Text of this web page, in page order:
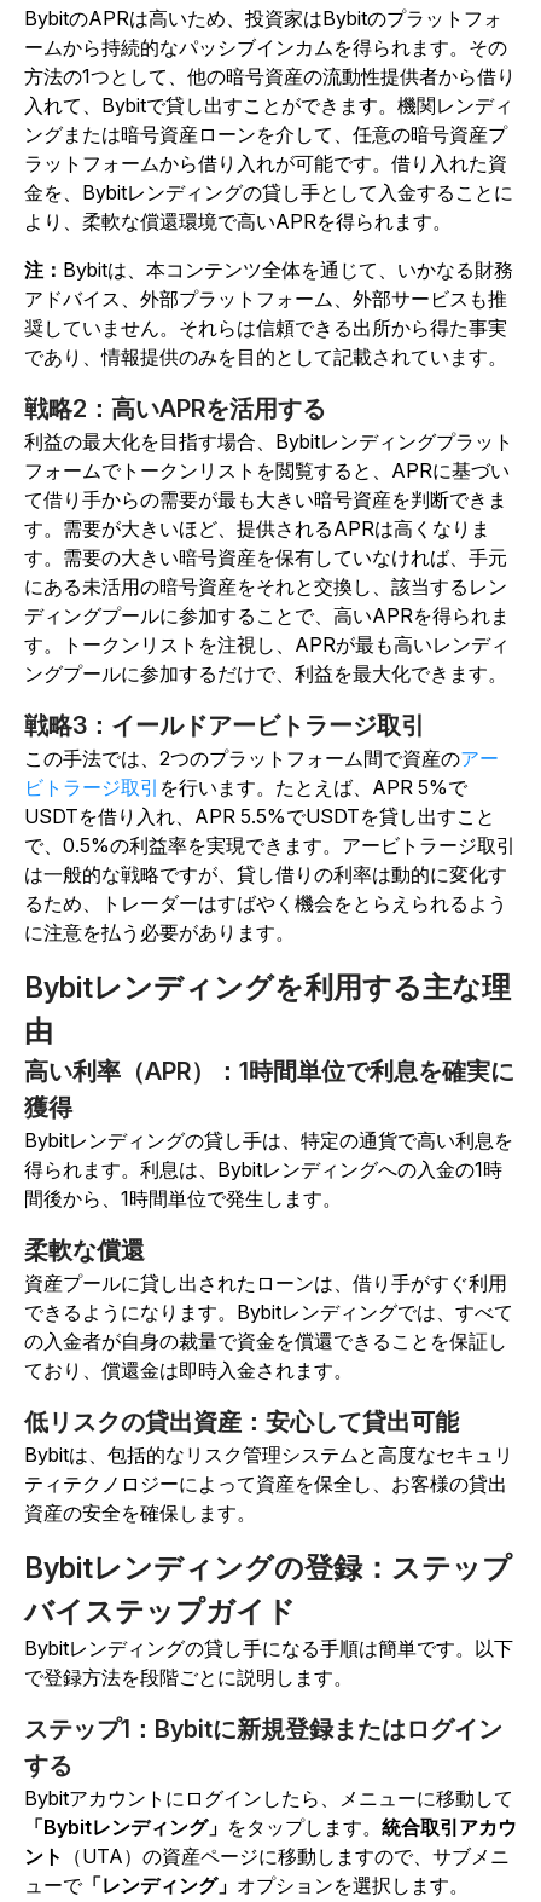
BybitのAPRは高いため、投資家はBybitのプラットフォ
ームから持続的なパッシブインカムを得られます。その
方法の1つとして、他の暗号資産の流動性提供者から借り
入れて、Bybitで貸し出すことができます。機関レンディ
ングまたは暗号資産ローンを介して、任意の暗号資産プ
ラットフォームから借り入れが可能です。借り入れた資
金を、Bybitレンディングの貸し手として入金することに
より、柔軟な償還環境で高いAPRを得られます。
注： Bybitは、本コンテンツ全体を通じて、いかなる財務
アドバイス、外部プラットフォーム、外部サービスも推
奨していません。それらは信頼できる出所から得た事実
であり、情報提供のみを目的として記載されています。
戦略2：高いAPRを活用する
利益の最大化を目指す場合、Bybitレンディングプラット
フォームでトークンリストを閲覧すると、APRに基づい
て借り手からの需要が最も大きい暗号資産を判断できま
す。需要が大きいほど、提供されるAPRは高くなりま
す。需要の大きい暗号資産を保有していなければ、手元
にある未活用の暗号資産をそれと交換し、該当するレン
ディングプールに参加することで、高いAPRを得られま
す。トークンリストを注視し、APRが最も高いレンディ
ングプールに参加するだけで、利益を最大化できます。
戦略3：イールドアービトラージ取引
この手法では、2つのプラットフォーム間で資産のアー
ビトラージ取引 を行います。たとえば、APR 5%で
USDTを借り入れ、APR 5.5%でUSDTを貸し出すこと
で、0.5%の利益率を実現できます。アービトラージ取引
は一般的な戦略ですが、貸し借りの利率は動的に変化す
るため、トレーダーはすばやく機会をとらえられるよう
に注意を払う必要があります。
Bybitレンディングを利用する主な理
由
高い利率（APR）：1時間単位で利息を確実に
獲得
Bybitレンディングの貸し手は、特定の通貨で高い利息を
得られます。利息は、Bybitレンディングへの入金の1時
間後から、1時間単位で発生します。
柔軟な償還
資産プールに貸し出されたローンは、借り手がすぐ利用
できるようになります。Bybitレンディングでは、すべて
の入金者が自身の裁量で資金を償還できることを保証し
ており、償還金は即時入金されます。
低リスクの貸出資産：安心して貸出可能
Bybitは、包括的なリスク管理システムと高度なセキュリ
ティテクノロジーによって資産を保全し、お客様の貸出
資産の安全を確保します。
Bybitレンディングの登録：ステップ
バイステップガイド
Bybitレンディングの貸し手になる手順は簡単です。以下
で登録方法を段階ごとに説明します。
ステップ1：Bybitに新規登録またはログイン
する
Bybitアカウントにログインしたら、メニューに移動して
「Bybitレンディング」 をタップします。 統合取引アカウ
ント
（UTA）の資産ページに移動しますので、サブメニ
ューで「レンディング」 オプションを選択します。